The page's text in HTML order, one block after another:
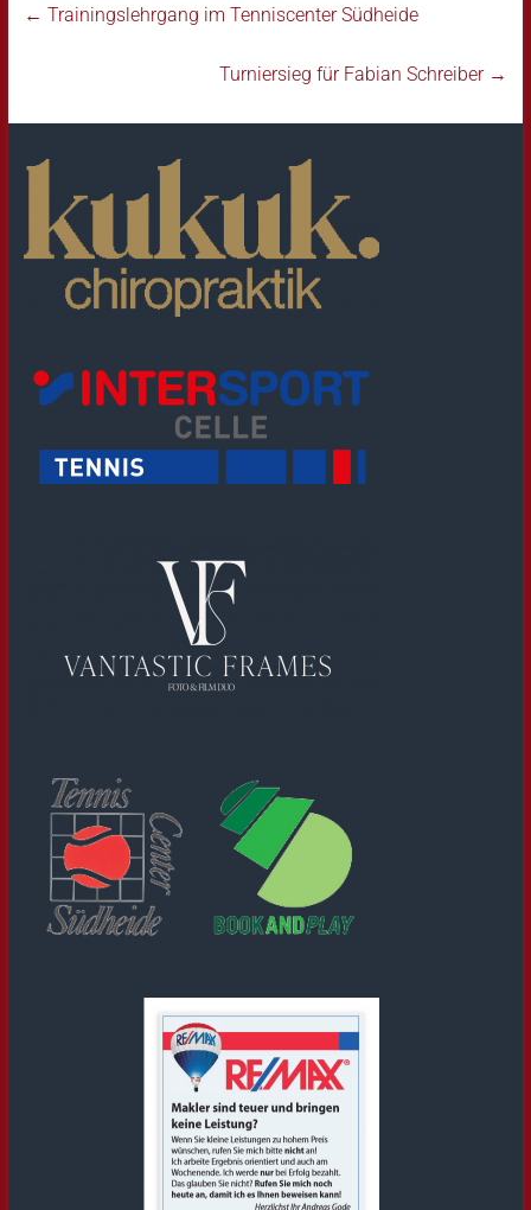
← Trainingslehrgang im Tenniscenter Südheide
Turniersieg für Fabian Schreiber →